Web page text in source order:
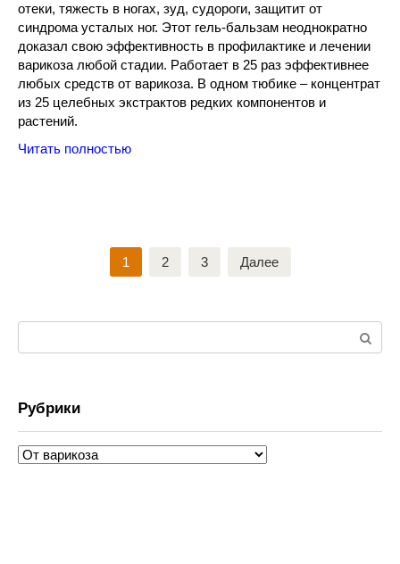
отеки, тяжесть в ногах, зуд, судороги, защитит от
синдрома усталых ног. Этот гель-бальзам неоднократно
доказал свою эффективность в профилактике и лечении
варикоза любой стадии. Работает в 25 раз эффективнее
любых средств от варикоза. В одном тюбике – концентрат
из 25 целебных экстрактов редких компонентов и
растений.
Читать полностью
1 2 3 Далее
Рубрики
Рубрики